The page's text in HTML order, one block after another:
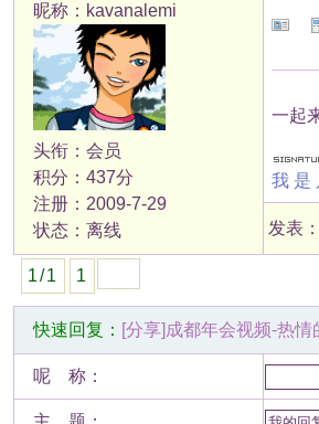
昵称：kavanalemi
头衔：会员
积分：437分
注册：2009-7-29
状态：离线
一起
我是
发表
1/1 1
快速回复： [分享]成都年会视频-热情
呢 称：